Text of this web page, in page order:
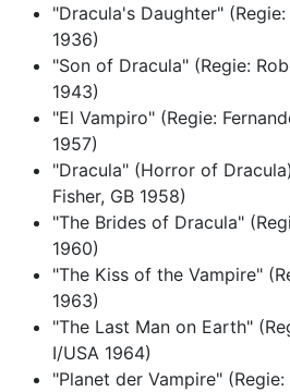
"Dracula's Daughter"
1936)
"Son of Dracula" (Regie:
1943)
"El Vampiro" (Regie:
1957)
"Dracula" (Horror of
Fisher, GB 1958)
"The Brides of Dracula"
1960)
"The Kiss of the Vampire"
1963)
"The Last Man on Earth"
I/USA 1964)
"Planet der Vampire"